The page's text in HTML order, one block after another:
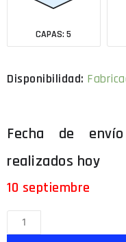
CAPAS: 5
10 septiembre